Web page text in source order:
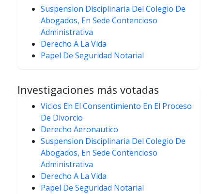
Suspension Disciplinaria Del Colegio De
Abogados, En Sede Contencioso
Administrativa
Derecho A La Vida
Papel De Seguridad Notarial
Investigaciones más votadas
Vicios En El Consentimiento En El Proceso
De Divorcio
Derecho Aeronautico
Suspension Disciplinaria Del Colegio De
Abogados, En Sede Contencioso
Administrativa
Derecho A La Vida
Papel De Seguridad Notarial